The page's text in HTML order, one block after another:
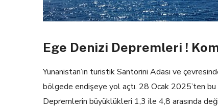
Ege Denizi Depremleri !
Yunanistan’ın turistik Santorini Adası ve
bölgede endişeye yol açtı. 28 Ocak 2025’ten bu
Depremlerin büyüklükleri 1,3 ile 4,8 arasında